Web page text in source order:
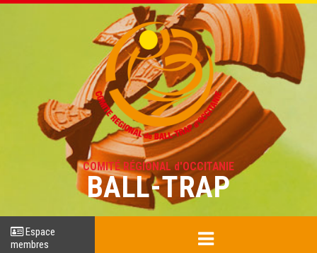
COMITÉ RÉGIONAL d'OCCITANIE
BALL-TRAP
Espace
membres